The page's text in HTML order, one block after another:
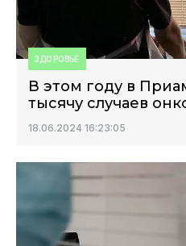
ЗДОРОВЬЕ
В этом году в
тысячу случаев
18.06.2024 16:23:05